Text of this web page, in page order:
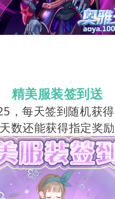
精美服装签到送
，每天签到随机获
数还能获得指定奖